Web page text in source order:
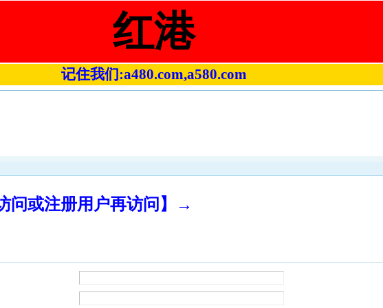
红港
记住我们:a480.com,a580.com
问或注册用户再访问】→